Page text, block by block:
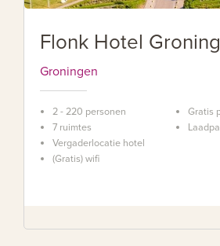
Flonk Hotel
Groningen
2 - 220 personen
7 ruimtes
Vergaderlocatie hotel
(Gratis) wifi
Gratis